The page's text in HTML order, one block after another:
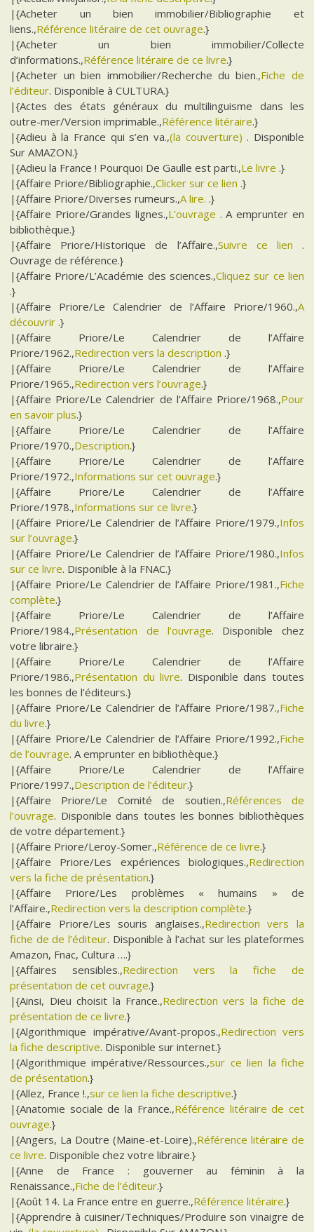
|{Acheter un bien immobilier/Bibliographie et
liens.,Référence litéraire de cet ouvrage.}
|{Acheter un bien immobilier/Collecte
d’informations.,Référence litéraire de ce livre.}
|{Acheter un bien immobilier/Recherche du bien.,Fiche de
l’éditeur. Disponible à CULTURA.}
|{Actes des états généraux du multilinguisme dans les
outre-mer/Version imprimable.,Référence litéraire.}
|{Adieu à la France qui s’en va.,(la couverture) . Disponible
Sur AMAZON.}
|{Adieu la France ! Pourquoi De Gaulle est parti.,Le livre .}
|{Affaire Priore/Bibliographie.,Clicker sur ce lien .}
|{Affaire Priore/Diverses rumeurs.,A lire. .}
|{Affaire Priore/Grandes lignes.,L’ouvrage . A emprunter en
bibliothèque.}
|{Affaire Priore/Historique de l’Affaire.,Suivre ce lien .
Ouvrage de référence.}
|{Affaire Priore/L’Académie des sciences.,Cliquez sur ce lien
.}
|{Affaire Priore/Le Calendrier de l’Affaire Priore/1960.,A
découvrir .}
|{Affaire Priore/Le Calendrier de l’Affaire
Priore/1962.,Redirection vers la description .}
|{Affaire Priore/Le Calendrier de l’Affaire
Priore/1965.,Redirection vers l’ouvrage.}
|{Affaire Priore/Le Calendrier de l’Affaire Priore/1968.,Pour
en savoir plus.}
|{Affaire Priore/Le Calendrier de l’Affaire
Priore/1970.,Description.}
|{Affaire Priore/Le Calendrier de l’Affaire
Priore/1972.,Informations sur cet ouvrage.}
|{Affaire Priore/Le Calendrier de l’Affaire
Priore/1978.,Informations sur ce livre.}
|{Affaire Priore/Le Calendrier de l’Affaire Priore/1979.,Infos
sur l’ouvrage.}
|{Affaire Priore/Le Calendrier de l’Affaire Priore/1980.,Infos
sur ce livre. Disponible à la FNAC.}
|{Affaire Priore/Le Calendrier de l’Affaire Priore/1981.,Fiche
complète.}
|{Affaire Priore/Le Calendrier de l’Affaire
Priore/1984.,Présentation de l’ouvrage. Disponible chez
votre libraire.}
|{Affaire Priore/Le Calendrier de l’Affaire
Priore/1986.,Présentation du livre. Disponible dans toutes
les bonnes de l’éditeurs.}
|{Affaire Priore/Le Calendrier de l’Affaire Priore/1987.,Fiche
du livre.}
|{Affaire Priore/Le Calendrier de l’Affaire Priore/1992.,Fiche
de l’ouvrage. A emprunter en bibliothèque.}
|{Affaire Priore/Le Calendrier de l’Affaire
Priore/1997.,Description de l’éditeur.}
|{Affaire Priore/Le Comité de soutien.,Références de
l’ouvrage. Disponible dans toutes les bonnes bibliothèques
de votre département.}
|{Affaire Priore/Leroy-Somer.,Référence de ce livre.}
|{Affaire Priore/Les expériences biologiques.,Redirection
vers la fiche de présentation.}
|{Affaire Priore/Les problèmes « humains » de
l’Affaire.,Redirection vers la description complète.}
|{Affaire Priore/Les souris anglaises.,Redirection vers la
fiche de de l’éditeur. Disponible à l’achat sur les plateformes
Amazon, Fnac, Cultura ….}
|{Affaires sensibles.,Redirection vers la fiche de
présentation de cet ouvrage.}
|{Ainsi, Dieu choisit la France.,Redirection vers la fiche de
présentation de ce livre.}
|{Algorithmique impérative/Avant-propos.,Redirection vers
la fiche descriptive. Disponible sur internet.}
|{Algorithmique impérative/Ressources.,sur ce lien la fiche
de présentation.}
|{Allez, France !.,sur ce lien la fiche descriptive.}
|{Anatomie sociale de la France.,Référence litéraire de cet
ouvrage.}
|{Angers, La Doutre (Maine-et-Loire).,Référence litéraire de
ce livre. Disponible chez votre libraire.}
|{Anne de France : gouverner au féminin à la
Renaissance.,Fiche de l’éditeur.}
|{Août 14. La France entre en guerre.,Référence litéraire.}
|{Apprendre à cuisiner/Techniques/Produire son vinaigre de